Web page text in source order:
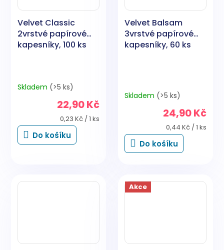
Velvet Classic
2vrstvé papírové
kapesníky, 100 ks
Průměrné
5,0
5
Skladem (>5 ks)
22,90 Kč
Měrná
cena:
0,23 Kč / 1 ks
Do košíku
Velvet Balsam
3vrstvé papírové
kapesníky, 60 ks
Skladem (>5 ks)
24,90 Kč
Měrná
cena:
0,44 Kč / 1 ks
Do košíku
Akce